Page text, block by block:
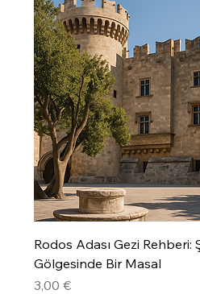
Rodos Adası Gezi Rehberi:
Gölgesinde Bir Masal
Precio
3,00 €